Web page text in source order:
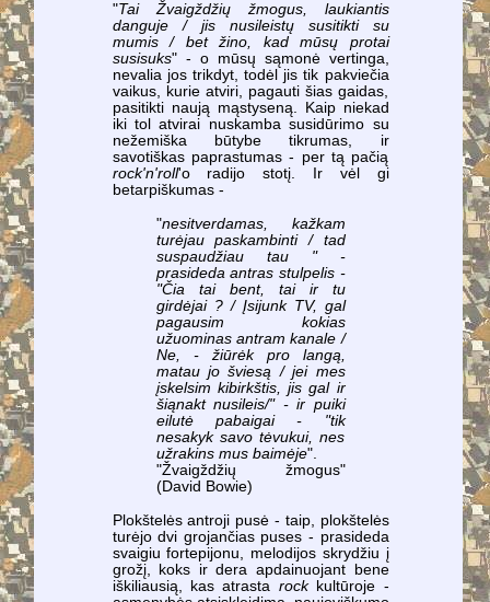
"Tai Žvaigždžių žmogus, laukiantis
danguje / jis nusileistų susitikti su
mumis / bet žino, kad mūsų protai
susisuks" - o mūsų sąmonė vertinga,
nevalia jos trikdyt, todėl jis tik pakviečia
vaikus, kurie atviri, pagauti šias gaidas,
pasitikti naują mąstyseną. Kaip niekad
iki tol atvirai nuskamba susidūrimo su
nežemiška būtybe tikrumas, ir
savotiškas paprastumas - per tą pačią
rock'n'roll'o radijo stotį. Ir vėl gi
betarpiškumas -
"nesitverdamas, kažkam
turėjau paskambinti / tad
suspaudžiau tau " -
prasideda antras stulpelis -
"Čia tai bent, tai ir tu
girdėjai ? / Įsijunk TV, gal
pagausim kokias
užuominas antram kanale /
Ne, - žiūrėk pro langą,
matau jo šviesą / jei mes
įskelsim kibirkštis, jis gal ir
šiąnakt nusileis/" - ir puiki
eilutė pabaigai - "tik
nesakyk savo tėvukui, nes
užrakins mus baimėje".
"Žvaigždžių žmogus"
(David Bowie)
Plokštelės antroji pusė - taip, plokštelės
turėjo dvi grojančias puses - prasideda
svaigiu fortepijonu, melodijos skrydžiu į
grožį, koks ir dera apdainuojant bene
iškiliausią, kas atrasta rockkultūroje -